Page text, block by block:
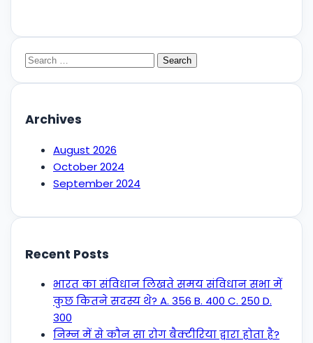
Search
Archives
August 2026
October 2024
September 2024
Recent Posts
भारत का संविधान लिखते समय संविधान सभा में
कुछ कितने सदस्य थे? A. 356 B. 400 C. 250 D.
300
निम्न में से कौन सा रोग बैक्टीरिया द्वारा होता है?